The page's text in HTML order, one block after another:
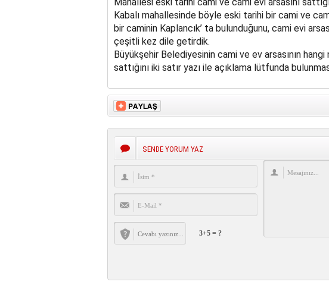
Kabalı mahallesinde böyle eski tarihi bir cami ve
bir caminin Kaplancık’ ta bulunduğunu, cami evi
çeşitli kez dile getirdik.
Büyükşehir Belediyesinin cami ve ev arsasının
sattığını iki satır yazı ile açıklama lütfunda
SENDE YORUM YAZ
3+5 = ?